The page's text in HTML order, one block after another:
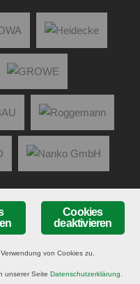
20 - 24 31185
· Fax:0 51 29 - 84 83 ·
Cookies
deaktivieren
von Cookies zu.
unserer Seite Datenschutzerklärung